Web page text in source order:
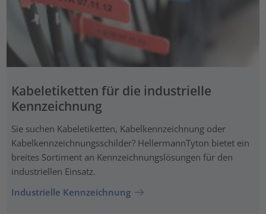
Kabeletiketten für die industrielle
Kennzeichnung
Sie suchen Kabeletiketten, Kabelkennzeichnung oder
Kabelkennzeichnungsschilder? HellermannTyton bietet ein
breites Sortiment an Kennzeichnungslösungen für den
industriellen Einsatz.
Industrielle Kennzeichnung